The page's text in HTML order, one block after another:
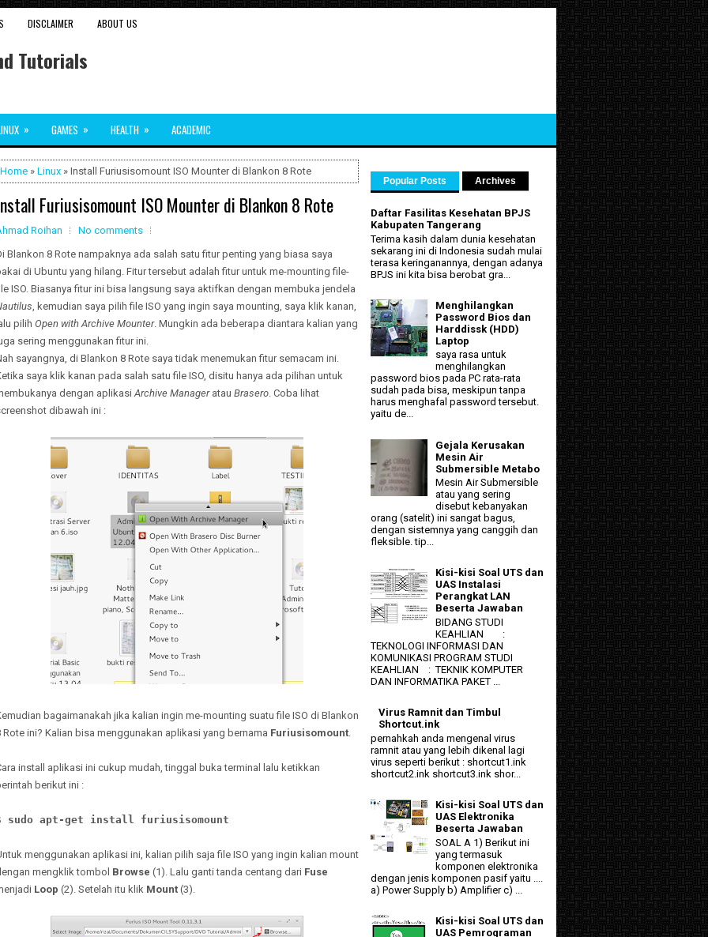
DISCLAIMER ABOUT US
Tutorials
» GAMES » HEALTH » ACADEMIC
Home » Linux » Install Furiusisomount ISO Mounter di Blankon 8 Rote
Furiusisomount ISO Mounter di Blankon 8 Rote
Roihan
No comments
Blankon 8 Rote nampaknya ada salah satu fitur penting yang biasa saya
di Ubuntu yang hilang. Fitur tersebut adalah fitur untuk me-mounting file-
ISO. Biasanya fitur ini bisa langsung saya aktifkan dengan membuka jendela
, kemudian saya pilih file ISO yang ingin saya mounting, saya klik kanan,
pilih Open with Archive Mounter. Mungkin ada beberapa diantara kalian yang
sering menggunakan fitur ini.
sayangnya, di Blankon 8 Rote saya tidak menemukan fitur semacam ini.
saya klik kanan pada salah satu file ISO, disitu hanya ada pilihan untuk
dengan aplikasiArchive Manageratau Brasero. Coba lihat
dibawah ini :
bagaimanakah jika kalian ingin me-mounting suatu file ISO di Blankon
Rote ini? Kalian bisa menggunakan aplikasi yang bernama Furiusisomount.
install aplikasi ini cukup mudah, tinggal buka terminal lalu ketikkan
berikut ini :
sudo apt-get install furiusisomount
menggunakan aplikasi ini, kalian pilih saja file ISO yang ingin kalian mount
mengklik tombol Browse (1). Lalu ganti tanda centang dari Fuse
Loop (2). Setelah itu klik Mount (3).
Popular Posts Archives
Daftar Fasilitas Kesehatan BPJS
Kabupaten Tangerang
Terima kasih dalam dunia kesehatan
sekarang ini di Indonesia sudah mulai
terasa keringanannya, dengan adanya
BPJS ini kita bisa berobat gra...
Menghilangkan
Password Bios dan
Harddissk (HDD)
Laptop
saya rasa untuk
menghilangkan
password bios pada PC rata-rata
sudah pada bisa, meskipun tanpa
harus menghafal password tersebut.
yaitu de...
Gejala Kerusakan
Mesin Air
Submersible Metabo
Mesin Air Submersible
atau yang sering
disebut kebanyakan
orang (satelit) ini sangat bagus,
dengan sistemnya yang canggih dan
fleksible. tip...
Kisi-kisi Soal UTS dan
UAS Instalasi
Perangkat LAN
Beserta Jawaban
BIDANG STUDI
KEAHLIAN :
TEKNOLOGI INFORMASI DAN
KOMUNIKASI PROGRAM STUDI
KEAHLIAN : TEKNIK KOMPUTER
DAN INFORMATIKA PAKET ...
Virus Ramnit dan Timbul
Shortcut.ink
pernahkah anda mengenal virus
ramnit atau yang lebih dikenal lagi
virus seperti berikut : shortcut1.ink
shortcut2.ink shortcut3.ink shor...
Kisi-kisi Soal UTS dan
UAS Elektronika
Beserta Jawaban
SOAL A 1) Berikut ini
yang termasuk
komponen elektronika
dengan jenis komponen pasif yaitu ....
a) Power Supply b) Amplifier c) ...
Kisi-kisi Soal UTS dan
UAS Pemrograman